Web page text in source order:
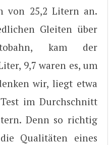
von 25,2 Litern an.
Gleiten über
kam der
9,7 waren es, um
wir, liegt etwa
im Durchschnitt
Denn so richtig
Qualitäten eines